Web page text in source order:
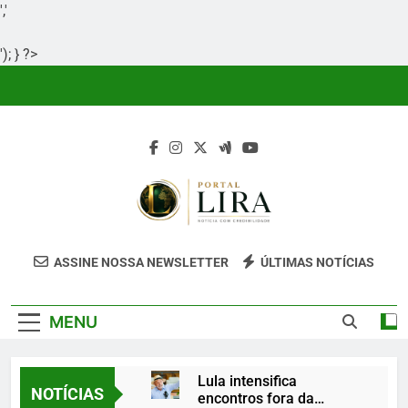
','
'); } ?>
Portal Lira
Portal Lira É Um Site Informativo
Clareza, Responsabilidade E Uma Boa
ASSINE NOSSA NEWSLETTER ÚLTIMAS NOTÍCIAS
MENU
NOTÍCIAS
Lula intensifica
encontros fora da